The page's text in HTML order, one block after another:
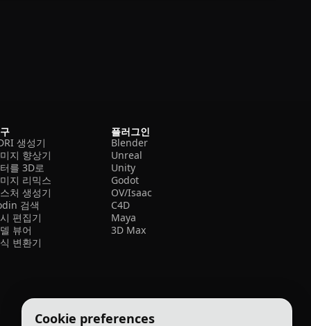
Cookie preferences
생성기
지 향상기
를 3D로
지 리믹스
처 생성기
검색
편집기
뷰어
변환기
플러그인
Blender
Unreal
Unity
Godot
OV/Isaac
C4D
Maya
3D Max